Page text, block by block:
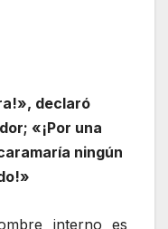
declaró
«¡Por una
ningún
interno es